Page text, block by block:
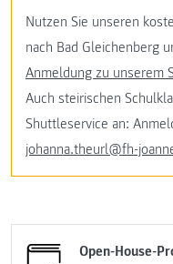
Nutzen Sie unseren
nach Bad Gleichenberg
Anmeldung zu unserem
Auch steirischen
Shuttleservice an:
johanna.theurl@fh-
Open-House-